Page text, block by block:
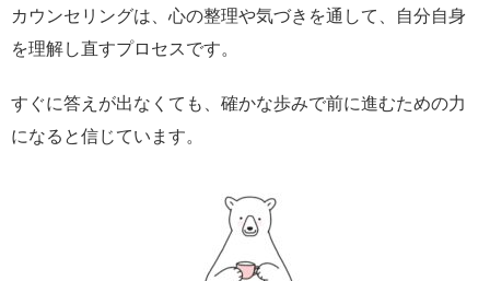
カウンセリングは、心の整理や気づきを通して、自分自身
を理解し直すプロセスです。
すぐに答えが出なくても、確かな歩みで前に進むための力
になると信じています。